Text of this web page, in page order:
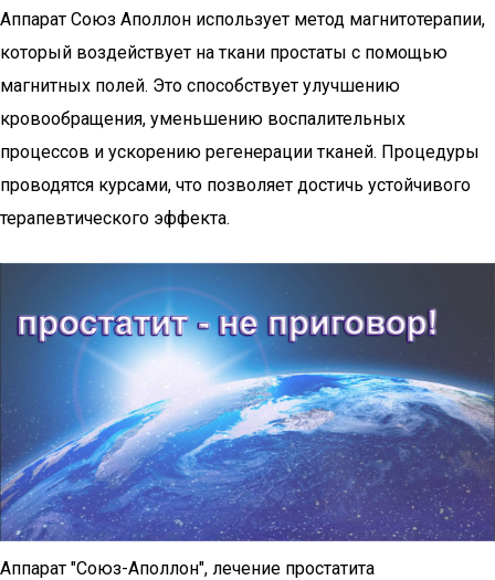
Аппарат Союз Аполлон использует метод магнитотерапии,
который воздействует на ткани простаты с помощью
магнитных полей. Это способствует улучшению
кровообращения, уменьшению воспалительных
процессов и ускорению регенерации тканей. Процедуры
проводятся курсами, что позволяет достичь устойчивого
терапевтического эффекта.
Аппарат "Союз-Аполлон", лечение простатита